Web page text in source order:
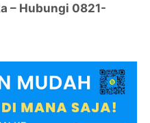
– Hubungi 0821-